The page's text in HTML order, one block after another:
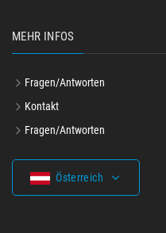
MEHR INFOS
Fragen/Antworten
Kontakt
Fragen/Antworten
Österreich